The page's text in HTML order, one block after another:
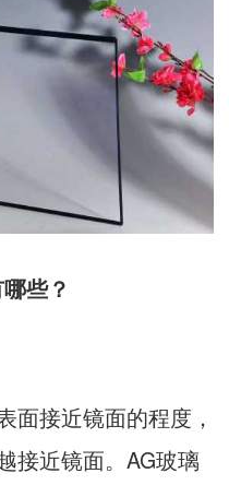
些？
面接近镜面的程度，
接近镜面。AG玻璃